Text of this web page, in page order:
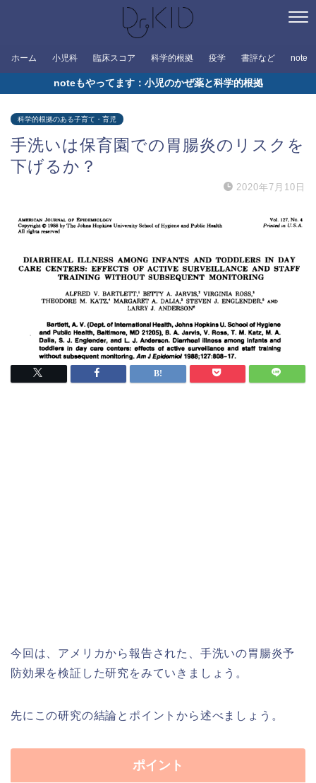
ホーム 小児科 臨床スコア 科学的根拠 疫学 書評など note
noteもやってます：小児のかぜ薬と科学的根拠
科学的根拠のある子育て・育児
手洗いは保育園での胃腸炎のリスクを
下げるか？
2020年7月10日
今回は、アメリカから報告された、手洗いの胃腸炎予
防効果を検証した研究をみていきましょう。
先にこの研究の結論とポイントから述べましょう。
ポイント